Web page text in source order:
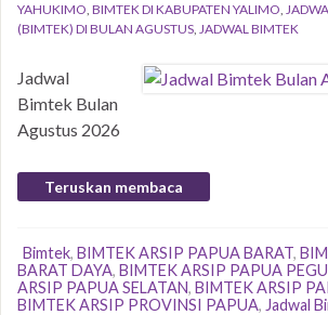
YAHUKIMO, BIMTEK DI KABUPATEN YALIMO,
(BIMTEK) DI BULAN AGUSTUS, JADWAL BIMTEK
Jadwal
Bimtek Bulan
Agustus 2026
Teruskan membaca
Bimtek, BIMTEK ARSIP PAPUA BARAT,
BARAT DAYA, BIMTEK ARSIP PAPUA
ARSIP PAPUA SELATAN, BIMTEK ARSIP
BIMTEK ARSIP PROVINSI PAPUA, Jadwal